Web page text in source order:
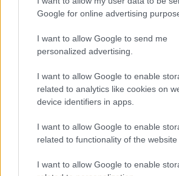
Google for online advertising
I want to allow Google to send me
personalized advertising.
I want to allow Google to enable
related to analytics like cookies on
device identifiers in apps.
I want to allow Google to enable
related to functionality of the website
I want to allow Google to enable
asszisztens Ádám Dorottya